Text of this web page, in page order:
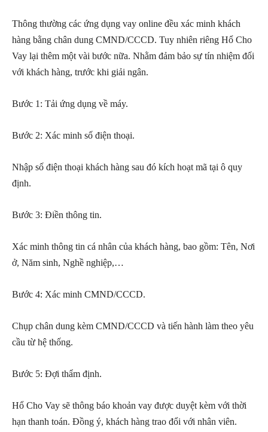
Thông thường các ứng dụng vay online đều xác minh khách
hàng bằng chân dung CMND/CCCD. Tuy nhiên riêng Hổ Cho
Vay lại thêm một vài bước nữa. Nhằm đảm bảo sự tín nhiệm đối
với khách hàng, trước khi giải ngân.
Bước 1: Tải ứng dụng về máy.
Bước 2: Xác minh số điện thoại.
Nhập số điện thoại khách hàng sau đó kích hoạt mã tại ô quy
định.
Bước 3: Điền thông tin.
Xác minh thông tin cá nhân của khách hàng, bao gồm: Tên, Nơi
ở, Năm sinh, Nghề nghiệp,…
Bước 4: Xác minh CMND/CCCD.
Chụp chân dung kèm CMND/CCCD và tiến hành làm theo yêu
cầu từ hệ thống.
Bước 5: Đợi thẩm định.
Hổ Cho Vay sẽ thông báo khoản vay được duyệt kèm với thời
hạn thanh toán. Đồng ý, khách hàng trao đổi với nhân viên.